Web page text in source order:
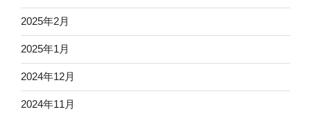
2025年2月
2025年1月
2024年12月
2024年11月